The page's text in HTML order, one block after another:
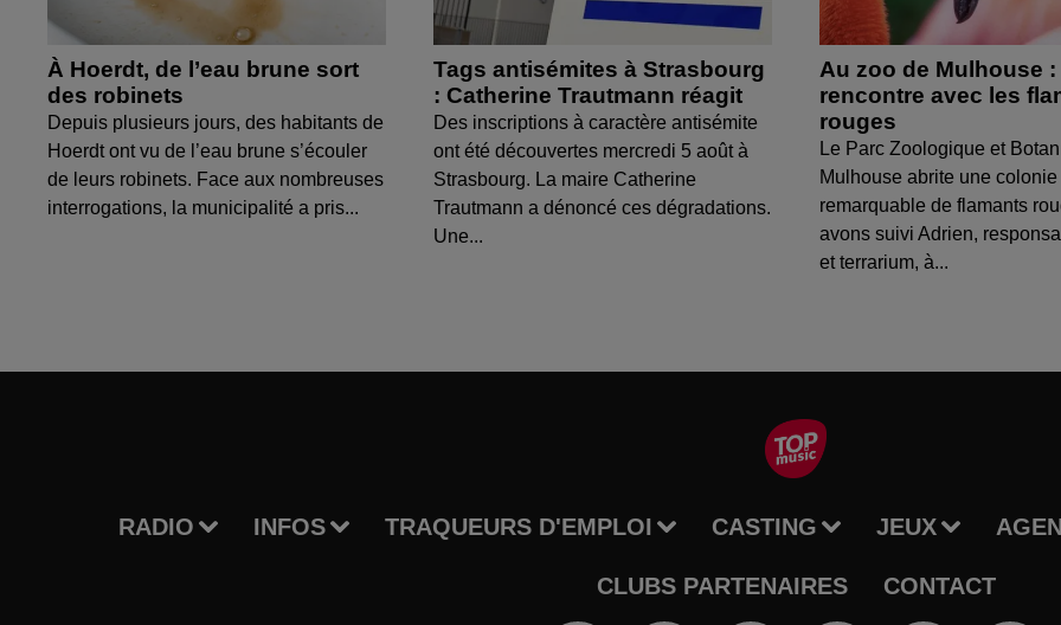
À Hoerdt, de l’eau brune sort
des robinets
Depuis plusieurs jours, des habitants de
Hoerdt ont vu de l’eau brune s’écouler
de leurs robinets. Face aux nombreuses
interrogations, la municipalité a pris...
Tags antisémites à Strasbourg
: Catherine Trautmann réagit
Des inscriptions à caractère antisémite
ont été découvertes mercredi 5 août à
Strasbourg. La maire Catherine
Trautmann a dénoncé ces dégradations.
Une...
Au zoo de Mulhouse :
rencontre avec les
rouges
Le Parc Zoologique et
Mulhouse abrite une colonie
remarquable de flamants
avons suivi Adrien,
et terrarium, à...
RADIO INFOS TRAQUEURS D'EMPLOI CASTING JEUX
CLUBS PARTENAIRES CONTACT